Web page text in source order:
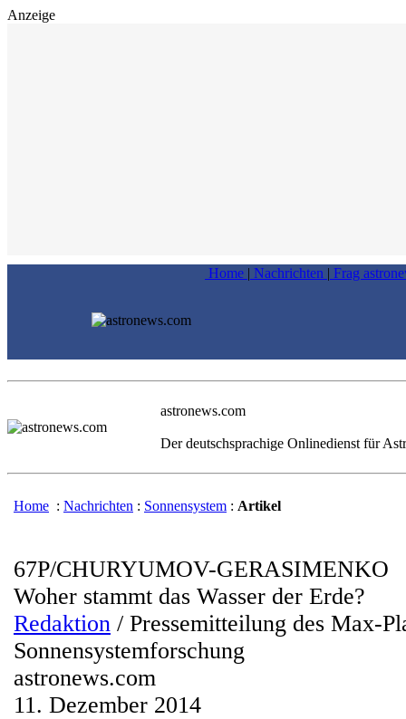
Anzeige
Home | Nachrichten | Frag
astronews.com
Der deutschsprachige Onlinedienst für
Home : Nachrichten : Sonnensystem : Artikel
67P/CHURYUMOV-GERASIMENKO
Woher stammt das Wasser der Erde?
Redaktion / Pressemitteilung des Max-
Sonnensystemforschung
astronews.com
11. Dezember 2014